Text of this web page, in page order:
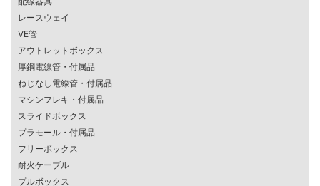
レースウェイ
VE管
アウトレットボックス
厚鋼電線管・付属品
ねじなし電線管・付属品
マシンフレキ・付属品
スライドボックス
プラモール・付属品
フリーボックス
耐火ケーブル
プルボックス